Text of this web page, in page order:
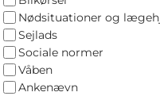
Nødsituationer og
Sejlads
Sociale normer
Våben
Ankenævn